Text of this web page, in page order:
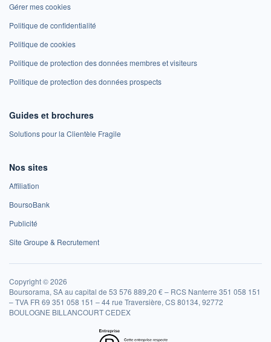
Gérer mes cookies
Politique de confidentialité
Politique de cookies
Politique de protection des données membres et visiteurs
Politique de protection des données prospects
Guides et brochures
Solutions pour la Clientèle Fragile
Nos sites
Affiliation
BoursoBank
Publicité
Site Groupe & Recrutement
Copyright © 2026
Boursorama, SA au capital de 53 576 889,20 € – RCS Nanterre 351 058 151
– TVA FR 69 351 058 151 – 44 rue Traversière, CS 80134, 92772
BOULOGNE BILLANCOURT CEDEX